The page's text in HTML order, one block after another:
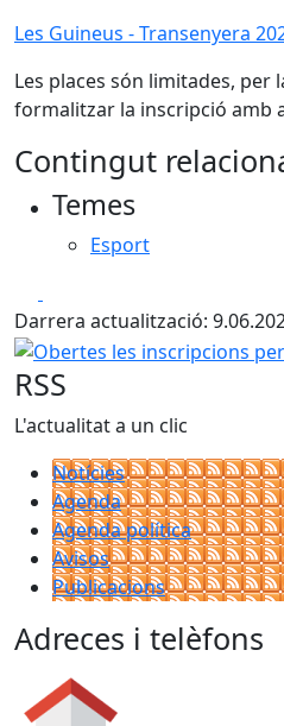
Les Guineus - Transenyera
Les places són limitades, per
formalitzar la inscripció amb
Contingut
Temes
Esport
Darrera actualització:
Obertes les inscripcions per
RSS
L'actualitat a un clic
Notícies
Agenda
Agenda política
Avisos
Publicacions
Adreces i telèfons